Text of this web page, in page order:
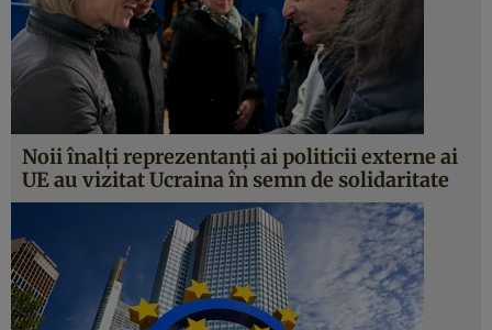
Noii înalți reprezentanți ai politicii externe ai
UE au vizitat Ucraina în semn de solidaritate